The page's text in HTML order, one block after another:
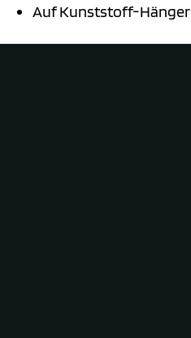
Auf Kunststoff-Hänger